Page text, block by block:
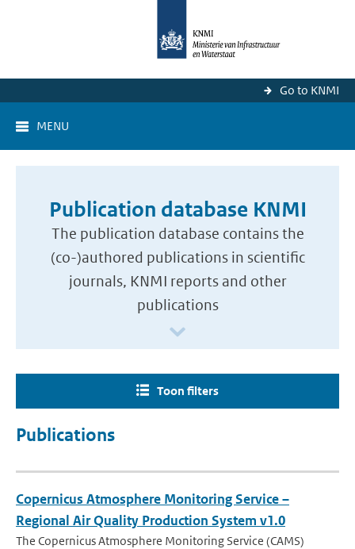
Go to KNMI
MENU
Publication database KNMI
The publication database contains the
(co-)authored publications in scientific
journals, KNMI reports and other
publications
Toon filters
Publications
Copernicus Atmosphere Monitoring Service –
Regional Air Quality Production System v1.0
The Copernicus Atmosphere Monitoring Service (CAMS)